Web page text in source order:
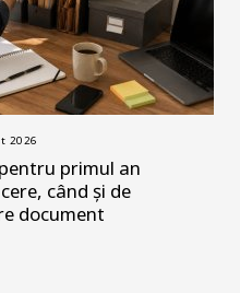
2026
primul an
când și de
document